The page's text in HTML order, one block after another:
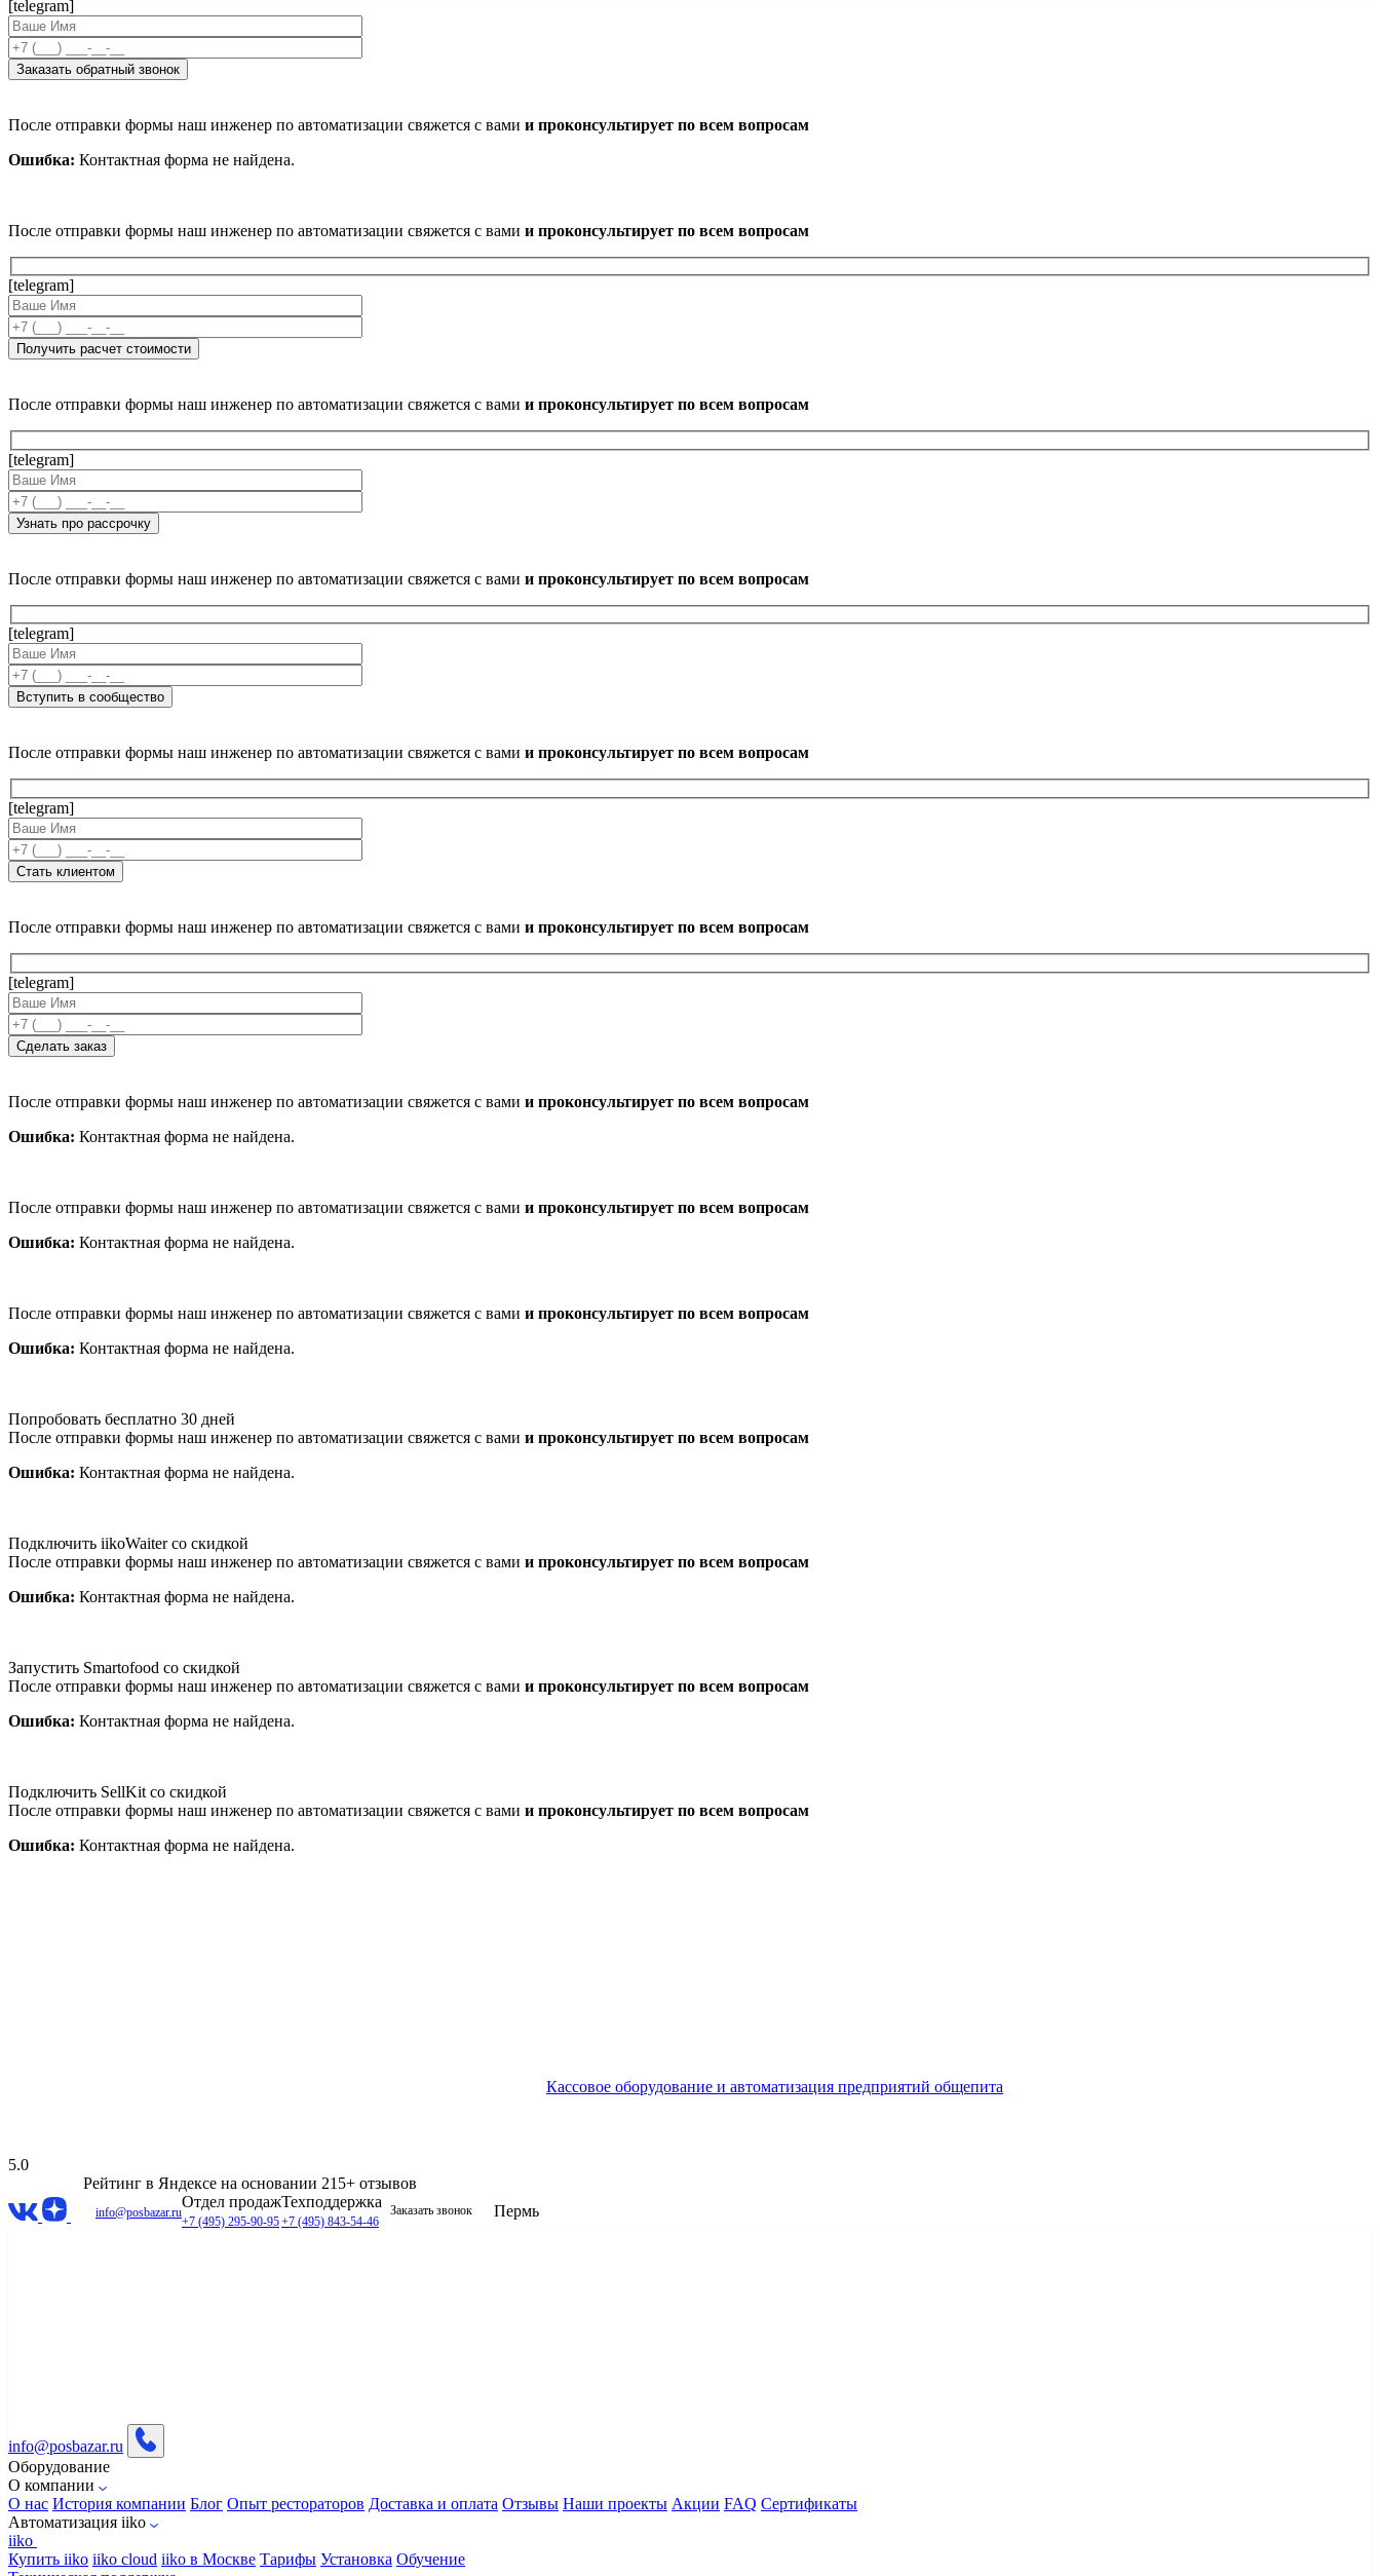
[telegram]
После отправки формы наш инженер по автоматизации свяжется с вами и проконсультирует по всем вопросам
Ошибка: Контактная форма не найдена.
После отправки формы наш инженер по автоматизации свяжется с вами и проконсультирует по всем вопросам
[telegram]
После отправки формы наш инженер по автоматизации свяжется с вами и проконсультирует по всем вопросам
[telegram]
После отправки формы наш инженер по автоматизации свяжется с вами и проконсультирует по всем вопросам
[telegram]
После отправки формы наш инженер по автоматизации свяжется с вами и проконсультирует по всем вопросам
[telegram]
После отправки формы наш инженер по автоматизации свяжется с вами и проконсультирует по всем вопросам
[telegram]
После отправки формы наш инженер по автоматизации свяжется с вами и проконсультирует по всем вопросам
Ошибка: Контактная форма не найдена.
После отправки формы наш инженер по автоматизации свяжется с вами и проконсультирует по всем вопросам
Ошибка: Контактная форма не найдена.
После отправки формы наш инженер по автоматизации свяжется с вами и проконсультирует по всем вопросам
Ошибка: Контактная форма не найдена.
Попробовать бесплатно 30 дней
После отправки формы наш инженер по автоматизации свяжется с вами и проконсультирует по всем вопросам
Ошибка: Контактная форма не найдена.
Подключить iikoWaiter со скидкой
После отправки формы наш инженер по автоматизации свяжется с вами и проконсультирует по всем вопросам
Ошибка: Контактная форма не найдена.
Запустить Smartofood со скидкой
После отправки формы наш инженер по автоматизации свяжется с вами и проконсультирует по всем вопросам
Ошибка: Контактная форма не найдена.
Подключить SellKit со скидкой
После отправки формы наш инженер по автоматизации свяжется с вами и проконсультирует по всем вопросам
Ошибка: Контактная форма не найдена.
Кассовое оборудование и автоматизация предприятий общепита
5.0
Рейтинг в Яндексе на основании 215+ отзывов
info@posbazar.ru
Отдел продаж
+7 (495) 295-90-95
Техподдержка
+7 (495) 843-54-46
Заказать звонок Пермь
info@posbazar.ru
Оборудование
О компании
О нас История компании Блог Опыт рестораторов Доставка и оплата Отзывы Наши проекты Акции FAQ Сертификаты
Автоматизация iiko
iiko
Купить iiko iiko cloud iiko в Москве Тарифы Установка Обучение